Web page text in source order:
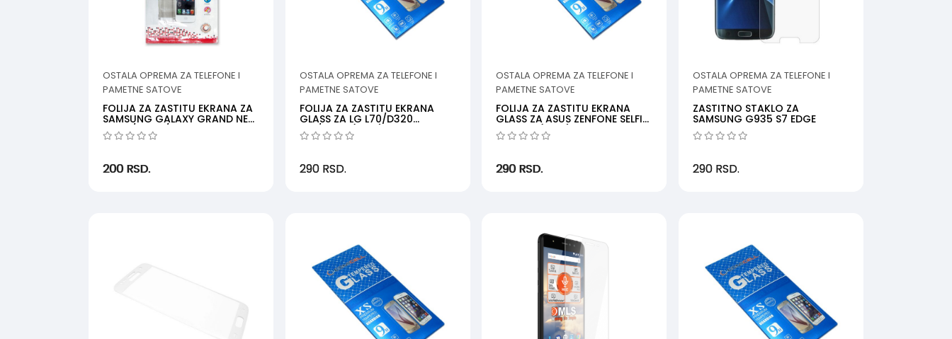
OSTALA OPREMA ZA TELEFONE I
PAMETNE SATOVE
FOLIJA ZA ZASTITU EKRANA ZA
SAMSUNG GALAXY GRAND NEO
I9060/I9062/I9...
200RSD.
OSTALA OPREMA ZA TELEFONE I
PAMETNE SATOVE
FOLIJA ZA ZASTITU EKRANA
GLASS ZA LG L70/D320
L65/D280 (MSM)
290 RSD.
OSTALA OPREMA ZA TELEFONE I
PAMETNE SATOVE
FOLIJA ZA ZASTITU EKRANA
GLASS ZA ASUS ZENFONE SELFIE
ZD551KL (MSM)
290RSD.
OSTALA OPREMA ZA TELEFONE I
PAMETNE SATOVE
ZASTITNO STAKLO ZA
SAMSUNG G935 S7 EDGE
290 RSD.